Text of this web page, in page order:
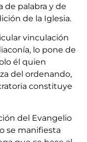
de palabra y de
de la Iglesia.
vinculación
lo pone de
él quien
del ordenando,
constituye
del Evangelio
se manifiesta